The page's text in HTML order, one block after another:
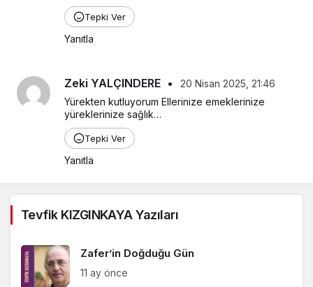
Tepki Ver
Yanıtla
Zeki YALÇINDERE •
20 Nisan 2025, 21:46
Yürekten kutluyorum Ellerinize emeklerinize
yüreklerinize sağlık…
Tepki Ver
Yanıtla
Tevfik KIZGINKAYA Yazıları
Zafer’in Doğduğu Gün
11 ay önce